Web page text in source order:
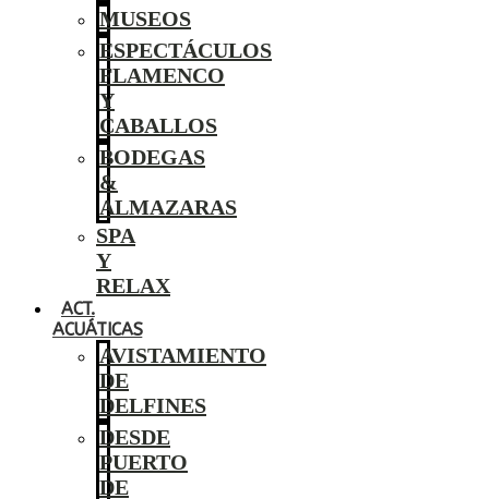
MUSEOS
ESPECTÁCULOS
FLAMENCO
Y
CABALLOS
BODEGAS
&
ALMAZARAS
SPA
Y
RELAX
ACT.
ACUÁTICAS
AVISTAMIENTO
DE
DELFINES
DESDE
PUERTO
DE